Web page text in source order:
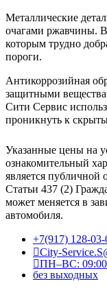
Металлические
очагами ржавчины.
которым трудно
пороги.
Антикоррозийная
защитными
Сити Сервис
проникнуть к
Указанные цены на
ознакомительный
является публичной
Статьи 437 (2)
может меняется в
автомобиля.
+7(917) 128-03-
City-
ПН–ВС:
без выходных